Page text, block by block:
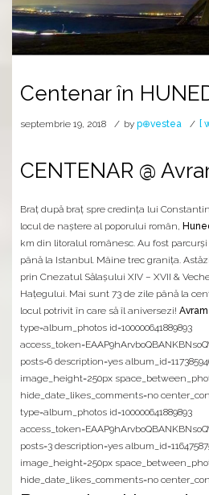
Centenar în
septembrie 19, 2018 by p⊕vestea [
CENTENAR @
Braț după braț spre credința lui
locul de naștere al poporului român,
km din litoralul românesc. Au fost
până la Istanbul. Mâine trec granița.
prin Cnezatul Sălașului XIV – XVII &
Haţegului. Mai sunt 73 de zile până la
locul potrivit în care să îl aniversezi!
type=album_photos id=100000641889893
posts=6 description=yes
image_height=250px
hide_date_likes_comments=no
type=album_photos id=100000641889893
posts=3 description=yes
image_height=250px
hide_date_likes_comments=no